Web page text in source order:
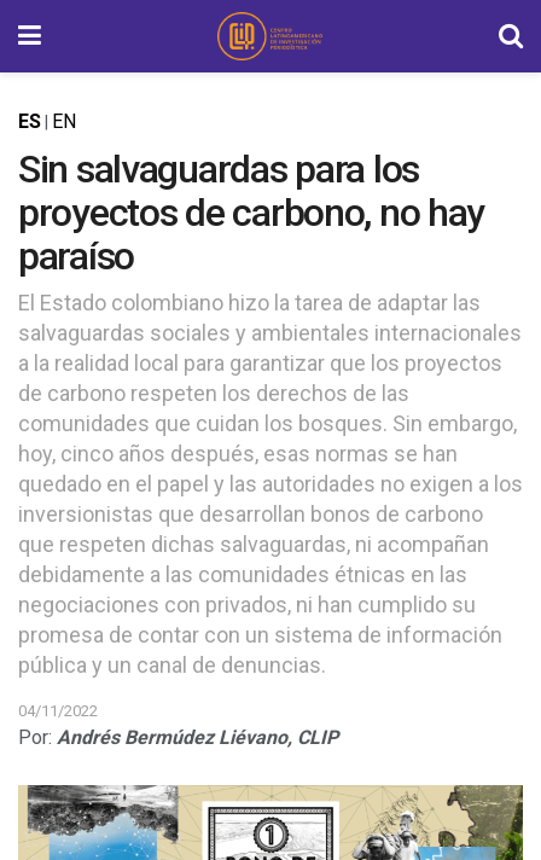
ES EN
Sin salvaguardas para los
proyectos de carbono, no hay
paraíso
El Estado colombiano hizo la tarea de adaptar las
salvaguardas sociales y ambientales internacionales
a la realidad local para garantizar que los proyectos
de carbono respeten los derechos de las
comunidades que cuidan los bosques. Sin embargo,
hoy, cinco años después, esas normas se han
quedado en el papel y las autoridades no exigen a los
inversionistas que desarrollan bonos de carbono
que respeten dichas salvaguardas, ni acompañan
debidamente a las comunidades étnicas en las
negociaciones con privados, ni han cumplido su
promesa de contar con un sistema de información
pública y un canal de denuncias.
04/11/2022
Por: Andrés Bermúdez Liévano, CLIP